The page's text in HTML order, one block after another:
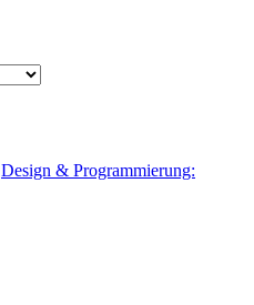
Design & Programmierung: